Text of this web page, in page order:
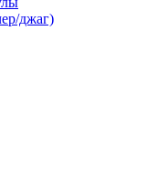
джаг)